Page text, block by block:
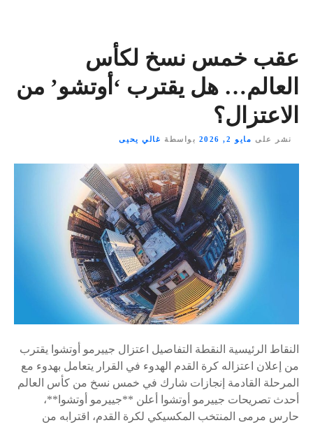
عقب خمس نسخ لكأس
العالم… هل يقترب ‘أوتشو’ من
الاعتزال؟
نشر على مايو 2, 2026 بواسطة غالي يحيى
النقاط الرئيسية النقطة التفاصيل اعتزال جييرمو أوتشوا يقترب
من إعلان اعتزاله كرة القدم الهدوء في القرار يتعامل بهدوء مع
المرحلة القادمة إنجازات شارك في خمس نسخ من كأس العالم
أحدث تصريحات جييرمو أوتشوا أعلن **جييرمو أوتشوا**،
حارس مرمى المنتخب المكسيكي لكرة القدم، اقترابه من